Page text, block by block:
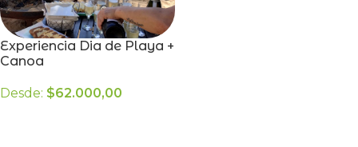
Experiencia Dia de Playa +
Canoa
Desde: $62.000,00